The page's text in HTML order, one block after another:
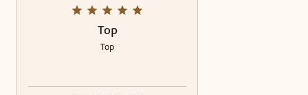
Top
Top